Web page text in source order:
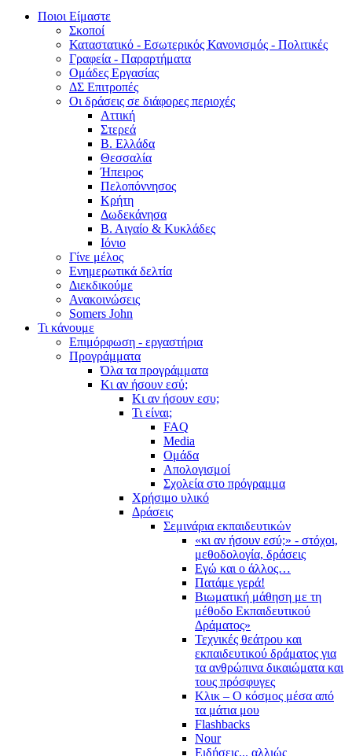
Ποιοι Είμαστε
Σκοποί
Καταστατικό - Εσωτερικός Κανονισμός - Πολιτικές
Γραφεία - Παραρτήματα
Ομάδες Εργασίας
ΔΣ Επιτροπές
Οι δράσεις σε διάφορες περιοχές
Αττική
Στερεά
Β. Ελλάδα
Θεσσαλία
Ήπειρος
Πελοπόννησος
Κρήτη
Δωδεκάνησα
Β. Αιγαίο & Κυκλάδες
Ιόνιο
Γίνε μέλος
Ενημερωτικά δελτία
Διεκδικούμε
Ανακοινώσεις
Somers John
Τι κάνουμε
Επιμόρφωση - εργαστήρια
Προγράμματα
Όλα τα προγράμματα
Κι αν ήσουν εσύ;
Κι αν ήσουν εσυ;
Τι είναι;
FAQ
Media
Ομάδα
Απολογισμοί
Σχολεία στο πρόγραμμα
Χρήσιμο υλικό
Δράσεις
Σεμινάρια εκπαιδευτικών
«κι αν ήσουν εσύ;» - στόχοι,
μεθοδολογία, δράσεις
Εγώ και ο άλλος…
Πατάμε γερά!
Βιωματική μάθηση με τη
μέθοδο Εκπαιδευτικού
Δράματος»
Τεχνικές θεάτρου και
εκπαιδευτικού δράματος για
τα ανθρώπινα δικαιώματα και
τους πρόσφυγες
Κλικ – Ο κόσμος μέσα από
τα μάτια μου
Flashbacks
Nour
Ειδήσεις... αλλιώς